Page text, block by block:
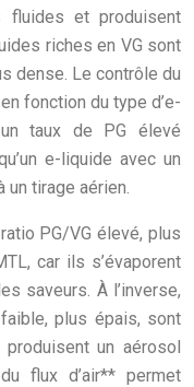
fluides et produisent
riches en VG sont
dense. Le contrôle du
fonction du type d’e-
taux de PG élevé
e-liquide avec un
un tirage aérien.
PG/VG élevé, plus
car ils s’évaporent
saveurs. À l’inverse,
plus épais, sont
un aérosol
flux d’air** permet